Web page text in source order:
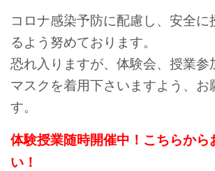
コロナ感染予防に配慮し、安全に
るよう努めております。
恐れ入りますが、体験会、授業参
マスクを着用下さいますよう、お
す。
体験授業随時開催中！こちらから
い！